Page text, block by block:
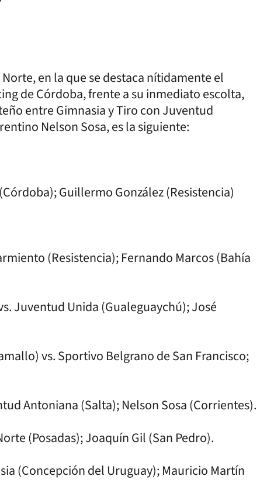
en la que se destaca nítidamente el
de Córdoba, frente a su inmediato escolta,
entre Gimnasia y Tiro con Juventud
Nelson Sosa, es la siguiente:
Guillermo González (Resistencia)
(Resistencia); Fernando Marcos (Bahía
Juventud Unida (Gualeguaychú); José
vs. Sportivo Belgrano de San Francisco;
Antoniana (Salta); Nelson Sosa (Corrientes).
(Posadas); Joaquín Gil (San Pedro).
(Concepción del Uruguay); Mauricio Martín